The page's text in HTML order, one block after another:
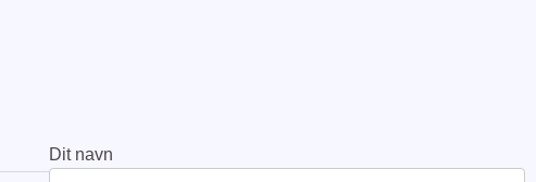
Dit navn